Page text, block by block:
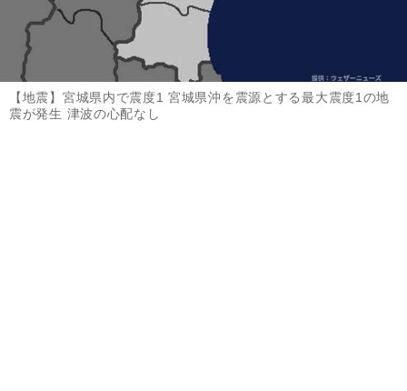
【地震】宮城県内で震度1 宮城県沖を震源とする最大震度1の地
震が発生 津波の心配なし